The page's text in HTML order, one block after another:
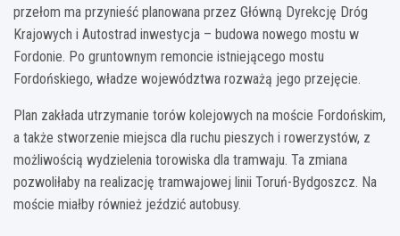
przełom ma przynieść planowana przez Główną Dyrekcję Dróg
Krajowych i Autostrad inwestycja – budowa nowego mostu w
Fordonie. Po gruntownym remoncie istniejącego mostu
Fordońskiego, władze województwa rozważą jego przejęcie.
Plan zakłada utrzymanie torów kolejowych na moście Fordońskim,
a także stworzenie miejsca dla ruchu pieszych i rowerzystów, z
możliwością wydzielenia torowiska dla tramwaju. Ta zmiana
pozwoliłaby na realizację tramwajowej linii Toruń-Bydgoszcz. Na
moście miałby również jeździć autobusy.